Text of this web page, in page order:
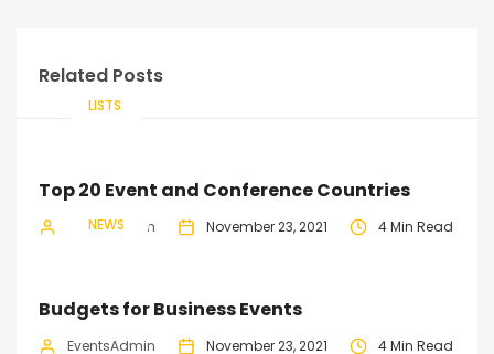
Related Posts
LISTS
Top 20 Event and Conference Countries
EventsAdmin November 23, 2021 4 Min Read
NEWS
Budgets for Business Events
EventsAdmin November 23, 2021 4 Min Read